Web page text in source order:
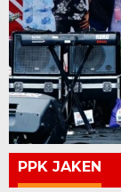
PPK JAKEN